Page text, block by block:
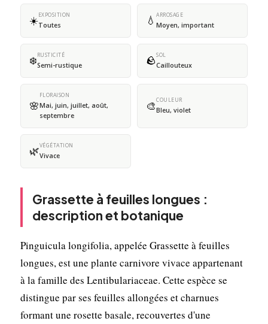
☀️EXPOSITION
Toutes 💧 ARROSAGE
Moyen, important
❄️RUSTICITÉ
Semi-rustique 🪨SOL
Caillouteux
🌸
FLORAISON
Mai, juin, juillet, août,
septembre
🎨COULEUR
Bleu, violet
🌿VÉGÉTATION
Vivace
Grassette à feuilles longues :
description et botanique
Pinguicula longifolia, appelée Grassette à feuilles
longues, est une plante carnivore vivace appartenant
à la famille des Lentibulariaceae. Cette espèce se
distingue par ses feuilles allongées et charnues
formant une rosette basale, recouvertes d'une